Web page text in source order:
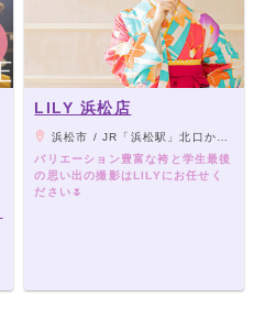
LILY 浜松店
浜松市 / JR「浜松駅」北口から車で15分
バリエーション豊富な袴と学生最後
の思い出の撮影はLILYにお任せく
ださい🌷